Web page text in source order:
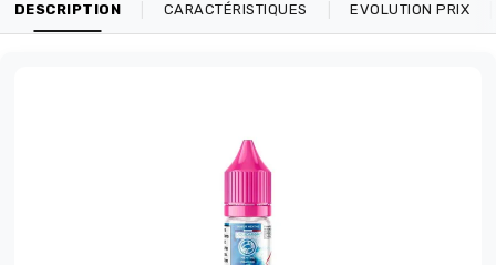
DESCRIPTION CARACTÉRISTIQUES EVOLUTION PRIX